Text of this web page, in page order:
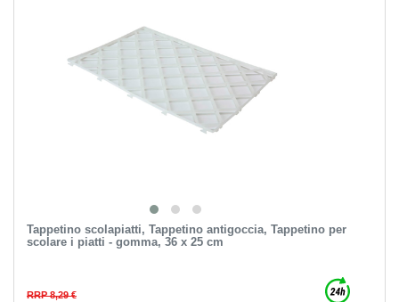
Tappetino scolapiatti, Tappetino antigoccia, Tappetino per
scolare i piatti - gomma, 36 x 25 cm
RRP 8,29 €